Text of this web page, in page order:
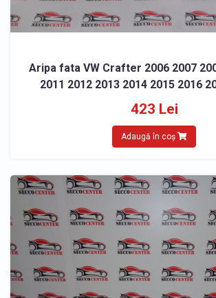
Aripa fata VW Crafter 2006 2007
2011 2012 2013 2014 2015 2016
423 Lei
Adaugă în coș